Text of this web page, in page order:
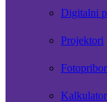
Digitalni
Projektori
Fotopribor